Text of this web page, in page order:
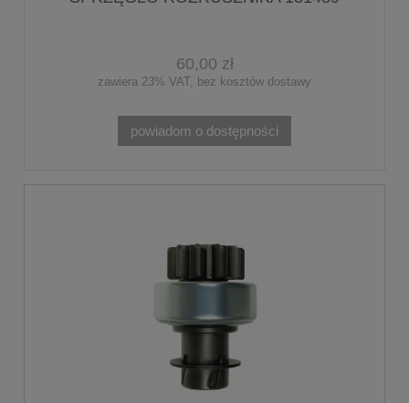
60,00 zł
zawiera 23% VAT, bez kosztów dostawy
powiadom o dostępności